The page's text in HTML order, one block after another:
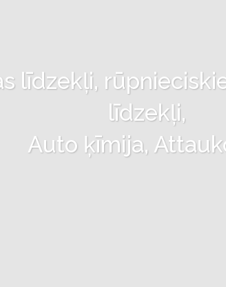
līdzekļi,
līdzekļi,
Auto ķīmija,